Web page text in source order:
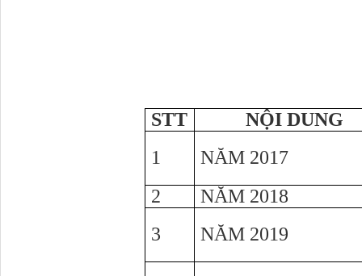
STT
NỘI DUNG
1
NĂM 2017
2
NĂM 2018
3
NĂM 2019